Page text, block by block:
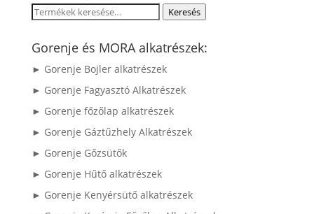
Keresés
következőre:
Keresés
Gorenje és MORA alkatrészek:
► Gorenje Bojler alkatrészek
► Gorenje Fagyasztó Alkatrészek
► Gorenje főzőlap alkatrészek
► Gorenje Gáztűzhely Alkatrészek
► Gorenje Gőzsütők
► Gorenje Hűtő alkatrészek
► Gorenje Kenyérsütő alkatrészek